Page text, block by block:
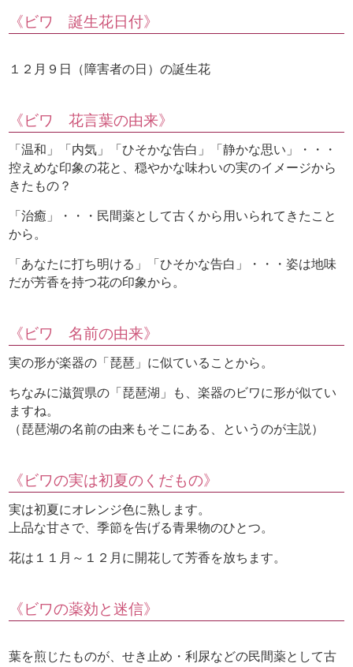
《ビワ 誕生花日付》
１２月９日（障害者の日）の誕生花
《ビワ 花言葉の由来》
「温和」「内気」「ひそかな告白」「静かな思い」・・・
控えめな印象の花と、穏やかな味わいの実のイメージから
きたもの？
「治癒」・・・民間薬として古くから用いられてきたこと
から。
「あなたに打ち明ける」「ひそかな告白」・・・姿は地味
だが芳香を持つ花の印象から。
《ビワ 名前の由来》
実の形が楽器の「琵琶」に似ていることから。
ちなみに滋賀県の「琵琶湖」も、楽器のビワに形が似てい
ますね。
（琵琶湖の名前の由来もそこにある、というのが主説）
《ビワの実は初夏のくだもの》
実は初夏にオレンジ色に熟します。
上品な甘さで、季節を告げる青果物のひとつ。
花は１１月～１２月に開花して芳香を放ちます。
《ビワの薬効と迷信》
葉を煎じたものが、せき止め・利尿などの民間薬として古